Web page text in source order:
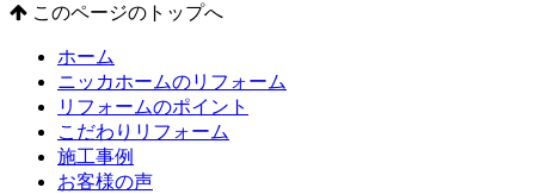
このページのトップへ
ホーム
ニッカホームのリフォーム
リフォームのポイント
こだわりリフォーム
施工事例
お客様の声